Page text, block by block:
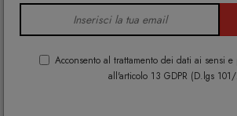
Acconsento al trattamento dei dati ai sensi
all'articolo 13 GDPR (D.lgs
Comodini di design
trasformare la tua
uno spazio intimo e